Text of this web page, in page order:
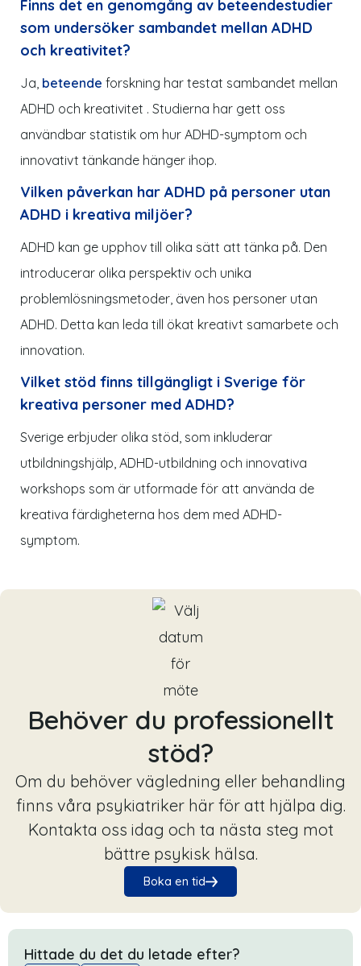
Finns det en genomgång av beteendestudier
som undersöker sambandet mellan ADHD
och kreativitet?
Ja, beteende forskning har testat sambandet mellan
ADHD och kreativitet . Studierna har gett oss
användbar statistik om hur ADHD-symptom och
innovativt tänkande hänger ihop.
Vilken påverkan har ADHD på personer utan
ADHD i kreativa miljöer?
ADHD kan ge upphov till olika sätt att tänka på. Den
introducerar olika perspektiv och unika
problemlösningsmetoder, även hos personer utan
ADHD. Detta kan leda till ökat kreativt samarbete och
innovation.
Vilket stöd finns tillgängligt i Sverige för
kreativa personer med ADHD?
Sverige erbjuder olika stöd, som inkluderar
utbildningshjälp, ADHD-utbildning och innovativa
workshops som är utformade för att använda de
kreativa färdigheterna hos dem med ADHD-
symptom.
Behöver du professionellt
stöd?
Om du behöver vägledning eller behandling
finns våra psykiatriker här för att hjälpa dig.
Kontakta oss idag och ta nästa steg mot
bättre psykisk hälsa.
Boka en tid
Hittade du det du letade efter?